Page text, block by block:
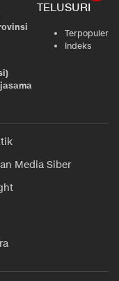
TELUSURI
Terpopuler
Indeks
Media Siber